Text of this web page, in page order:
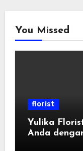
You Missed
florist
Yulika
Anda